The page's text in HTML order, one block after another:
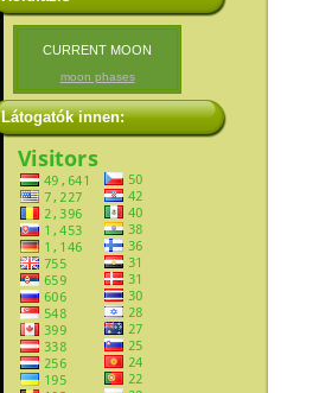
CURRENT MOON
moon phases
Látogatók innen: